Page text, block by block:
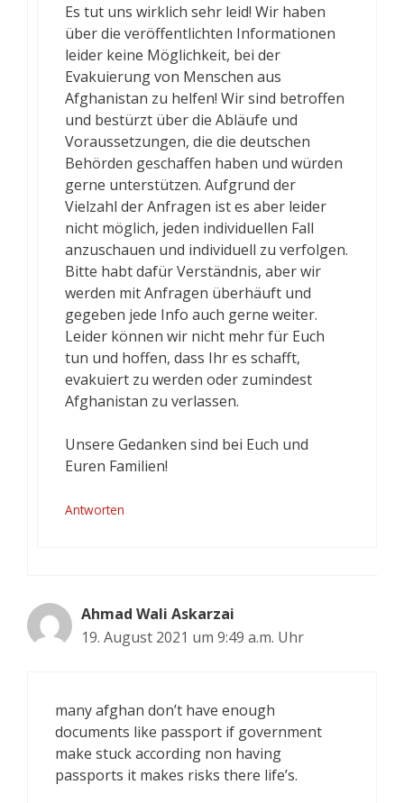
Es tut uns wirklich sehr leid! Wir haben
über die veröffentlichten Informationen
leider keine Möglichkeit, bei der
Evakuierung von Menschen aus
Afghanistan zu helfen! Wir sind betroffen
und bestürzt über die Abläufe und
Voraussetzungen, die die deutschen
Behörden geschaffen haben und würden
gerne unterstützen. Aufgrund der
Vielzahl der Anfragen ist es aber leider
nicht möglich, jeden individuellen Fall
anzuschauen und individuell zu verfolgen.
Bitte habt dafür Verständnis, aber wir
werden mit Anfragen überhäuft und
gegeben jede Info auch gerne weiter.
Leider können wir nicht mehr für Euch
tun und hoffen, dass Ihr es schafft,
evakuiert zu werden oder zumindest
Afghanistan zu verlassen.
Unsere Gedanken sind bei Euch und
Euren Familien!
Antworten
Ahmad Wali Askarzai
19. August 2021 um 9:49 a.m. Uhr
many afghan don’t have enough
documents like passport if government
make stuck according non having
passports it makes risks there life’s.